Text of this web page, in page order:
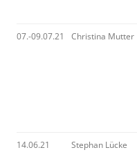
07.-09.07.21 Christina Mutter
14.06.21 Stephan Lücke